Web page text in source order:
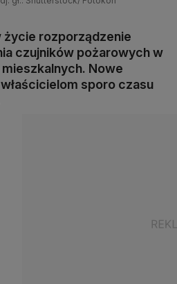
życie rozporządzenie
czujników pożarowych w
Nowe
sporo czasu